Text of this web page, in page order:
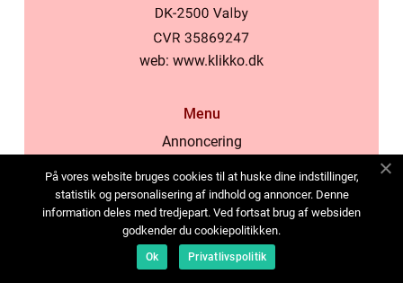
web: www.klikko.dk
Menu
Annoncering
Cookies
Kontakt os
Sitemap
På vores website bruges cookies til at huske dine indstillinger,
statistik og personalisering af indhold og annoncer. Denne
information deles med tredjepart. Ved fortsat brug af websiden
godkender du cookiepolitikken.
Ok Privatlivspolitik